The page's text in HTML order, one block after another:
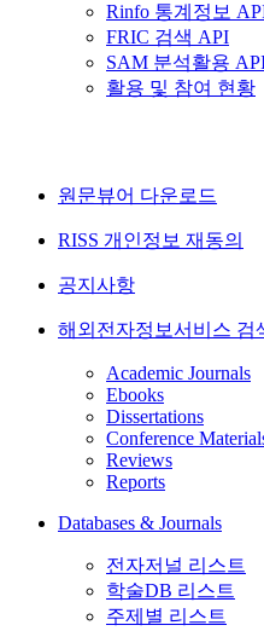
Rinfo 통계정보
FRIC 검색 API
SAM 분석활용
활용 및 참여 현황
원문뷰어 다운로드
RISS 개인정보 재동의
공지사항
해외전자정보서비스 검
Academic Journals
Ebooks
Dissertations
Conference
Reviews
Reports
Databases & Journals
전자저널 리스트
학술DB 리스트
주제별 리스트